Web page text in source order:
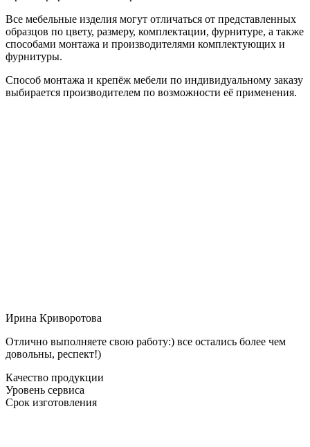
Все мебельные изделия могут отличаться от представленных
образцов по цвету, размеру, комплектации, фурнитуре, а также
способами монтажа и производителями комплектующих и
фурнитуры.
Способ монтажа и крепёж мебели по индивидуальному заказу
выбирается производителем по возможности её применения.
Ирина Криворотова
Отлично выполняете свою работу:) все остались более чем
довольны, респект!)
Качество продукции
Уровень сервиса
Срок изготовления